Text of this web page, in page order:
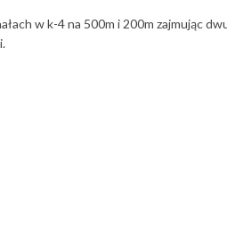
w k-4 na 500m i 200m zajmując